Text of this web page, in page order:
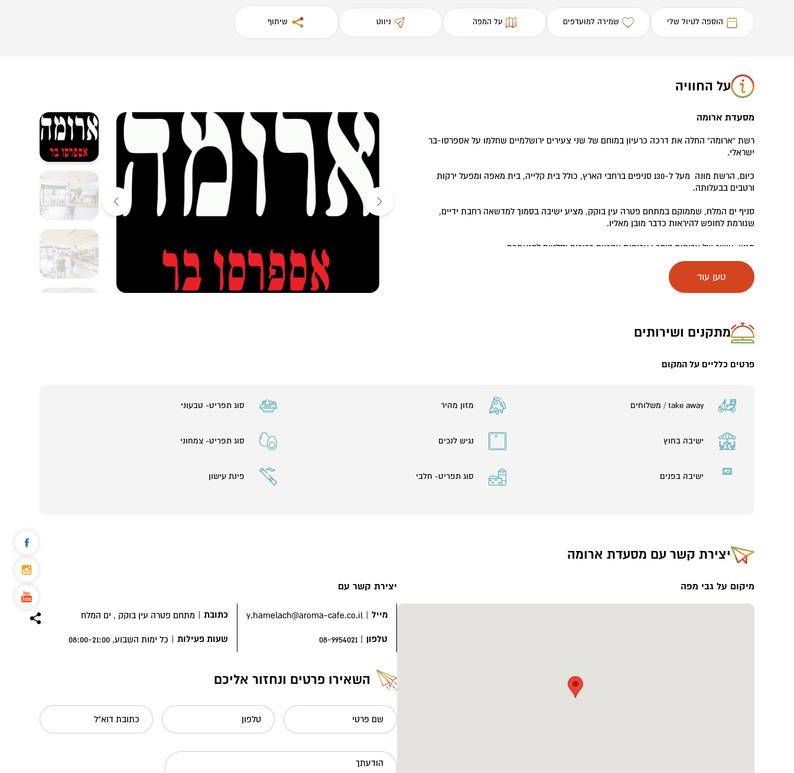
הוספה לטיול שלי שמירה למועדפים על המפה ניווט שיתוף
על החוויה
מסעדת ארומה
רשת “ארומה” החלה את דרכה כרעיון במוחם של שני צעירים ירושלמיים שחלמו על אספרסו-בר
ישראלי.
כיום, הרשת מונה מעל ל-130 סניפים ברחבי הארץ, כולל בית קלייה, בית מאפה ומפעל ירקות
ורטבים בבעלותה.
סניף ים המלח, שממוקם במתחם פטרה עין בוקק, מציע ישיבה בסמוך למדשאה רחבת ידיים,
שגורמת לחופש להיראות כדבר מובן מאליו.
מגוון עשיר של ארוחות בוקר ו ארוחות צהריים כריכים וסלטים להנאתכם.
טען עוד
מתקנים ושירותים
פרטים כלליים על המקום
take away / משלוחים
ישיבה בחוץ
ישיבה בפנים
מזון מהיר
נגיש לנכים
סוג תפריט- חלבי
סוג תפריט- טבעוני
סוג תפריט- צמחוני
פינת עישון
יצירת קשר עם מסעדת ארומה
מיקום על גבי מפה יצירת קשר עם
מייל |
y.hamelach@aroma-cafe.co.il כתובת | מתחם פטרה עין בוקק , ים המלח
טלפון |
08-9954021 שעות פעילות | כל ימות השבוע, 08:00-21:00
השאירו פרטים ונחזור אליכם
שם פרטי טלפון כתובת דוא"ל
הודעתך